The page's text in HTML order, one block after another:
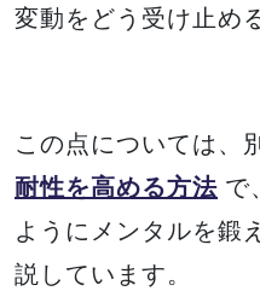
変動をどう受け止め
この点については、
耐性を高める方法 で
ようにメンタルを鍛
説しています。